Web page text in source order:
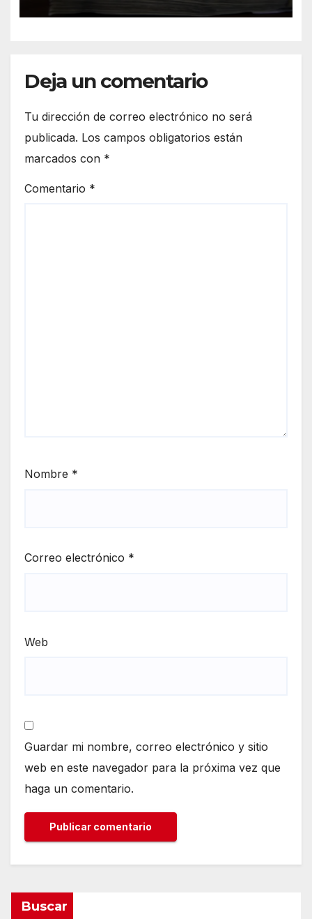
Deja un comentario
Tu dirección de correo electrónico no será
publicada. Los campos obligatorios están
marcados con *
Comentario *
Nombre *
Correo electrónico *
Web
Guardar mi nombre, correo electrónico y sitio
web en este navegador para la próxima vez que
haga un comentario.
Buscar